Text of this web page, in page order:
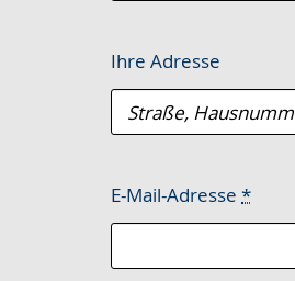
Ihre Adresse
E-Mail-Adresse *